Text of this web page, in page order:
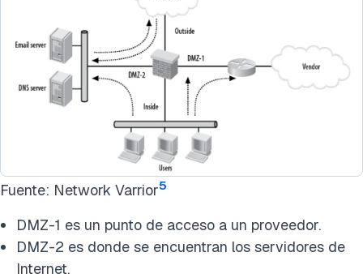
Fuente: Network Varrior5
DMZ-1 es un punto de acceso a un proveedor.
DMZ-2 es donde se encuentran los servidores de
Internet.